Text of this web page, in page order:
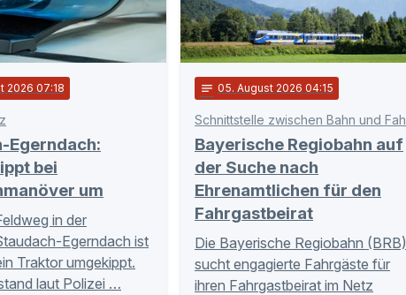
2026 07:18
Egerndach:
bei
um
in der
Egerndach ist
Traktor umgekippt.
laut Polizei …
notes 05. August 2026 04:15
Bayerische Regiobahn auf
der Suche nach
Ehrenamtlichen für den
Fahrgastbeirat
Die Bayerische Regiobahn (BRB)
sucht engagierte Fahrgäste für
ihren Fahrgastbeirat im Netz